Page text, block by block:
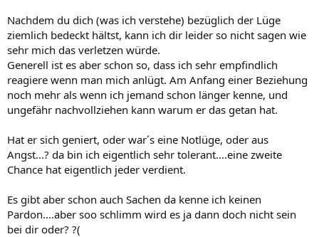
Nachdem du dich (was ich verstehe) bezüglich der Lüge
ziemlich bedeckt hältst, kann ich dir leider so nicht sagen wie
sehr mich das verletzen würde.
Generell ist es aber schon so, dass ich sehr empfindlich
reagiere wenn man mich anlügt. Am Anfang einer Beziehung
noch mehr als wenn ich jemand schon länger kenne, und
ungefähr nachvollziehen kann warum er das getan hat.
Hat er sich geniert, oder war´s eine Notlüge, oder aus
Angst...? da bin ich eigentlich sehr tolerant....eine zweite
Chance hat eigentlich jeder verdient.
Es gibt aber schon auch Sachen da kenne ich keinen
Pardon....aber soo schlimm wird es ja dann doch nicht sein
bei dir oder? ?(